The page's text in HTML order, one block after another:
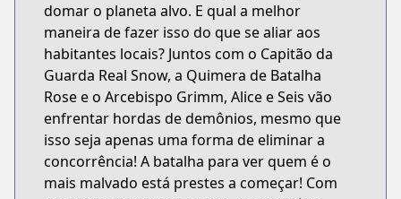
domar o planeta alvo. E qual a melhor
maneira de fazer isso do que se aliar aos
habitantes locais? Juntos com o Capitão da
Guarda Real Snow, a Quimera de Batalha
Rose e o Arcebispo Grimm, Alice e Seis vão
enfrentar hordas de demônios, mesmo que
isso seja apenas uma forma de eliminar a
concorrência! A batalha para ver quem é o
mais malvado está prestes a começar! Com